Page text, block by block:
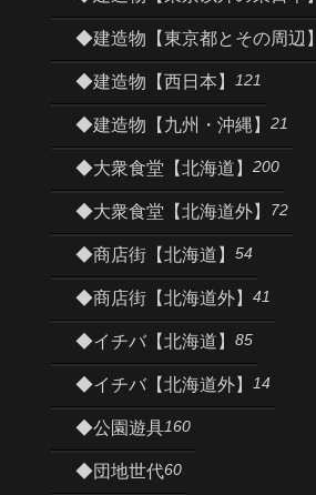
◆建造物【東京都とその周辺】
◆建造物【西日本】 121
◆建造物【九州・沖縄】 21
◆大衆食堂【北海道】 200
◆大衆食堂【北海道外】 72
◆商店街【北海道】 54
◆商店街【北海道外】 41
◆イチバ【北海道】 85
◆イチバ【北海道外】 14
◆公園遊具160
◆団地世代60